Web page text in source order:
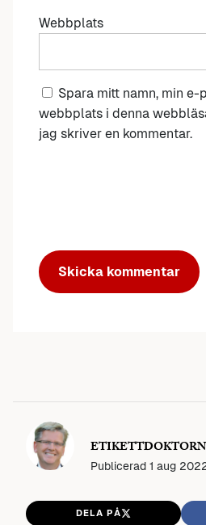
Webbplats
Spara mitt namn, min e-
webbplats i denna
jag skriver en kommentar.
ETIKETTDOKTORN
Publicerad 1 aug
DELA PÅ